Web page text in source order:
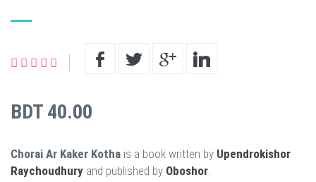
BDT 40.00
Chorai Ar Kaker Kotha is a book written by Upendrokishor
Raychoudhury and published by Oboshor